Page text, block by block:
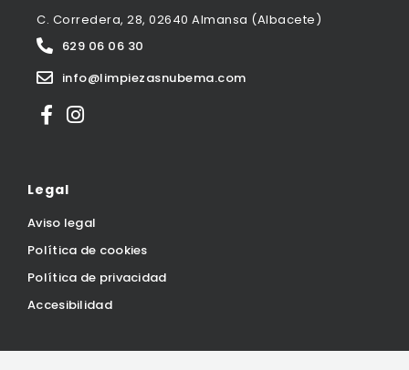
C. Corredera, 28, 02640 Almansa (Albacete)
629 06 06 30
info@limpiezasnubema.com
Legal
Aviso legal
Política de cookies
Política de privacidad
Accesibilidad